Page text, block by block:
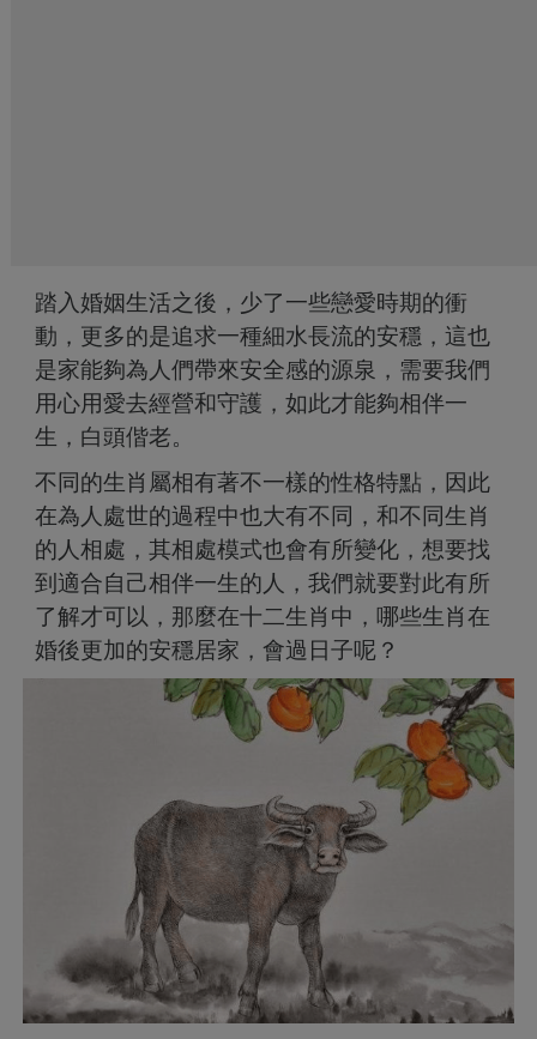
踏入婚姻生活之後，少了一些戀愛時期的衝
動，更多的是追求一種細水長流的安穩，這也
是家能夠為人們帶來安全感的源泉，需要我們
用心用愛去經營和守護，如此才能夠相伴一
生，白頭偕老。
不同的生肖屬相有著不一樣的性格特點，因此
在為人處世的過程中也大有不同，和不同生肖
的人相處，其相處模式也會有所變化，想要找
到適合自己相伴一生的人，我們就要對此有所
了解才可以，那麼在十二生肖中，哪些生肖在
婚後更加的安穩居家，會過日子呢？